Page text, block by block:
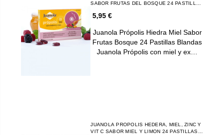
SABOR FRUTAS DEL BOSQUE 24 PASTILLAS
5,95 €
Juanola Própolis Hiedra Miel Sabor
Frutas Bosque 24 Pastillas Blandas
Juanola Própolis con miel y ex…
JUANOLA PROPOLIS HEDERA, MIEL, ZINC Y
VIT C SABOR MIEL Y LIMON 24 PASTILLAS